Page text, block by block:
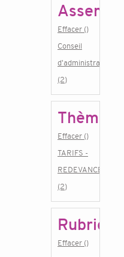
Effacer ()
Conseil
d'administration
(2)
Thème
Effacer ()
TARIFS -
REDEVANCES
(2)
Rubrique
Effacer ()